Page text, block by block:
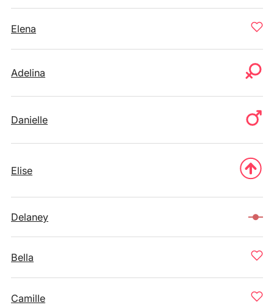
Elena
Adelina
Danielle
Elise
Delaney
Bella
Camille